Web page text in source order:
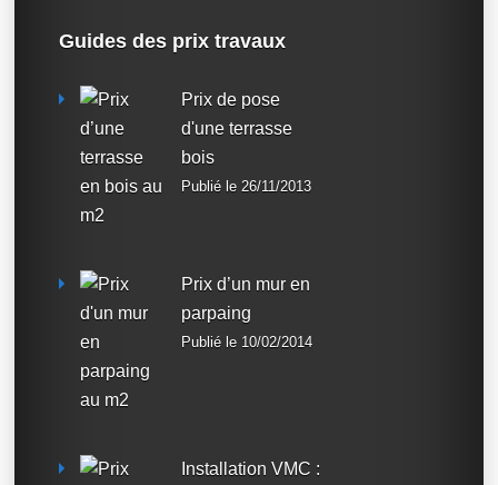
Guides des prix travaux
Prix de pose
d'une terrasse
bois
Publié le 26/11/2013
Prix d’un mur en
parpaing
Publié le 10/02/2014
Installation VMC :